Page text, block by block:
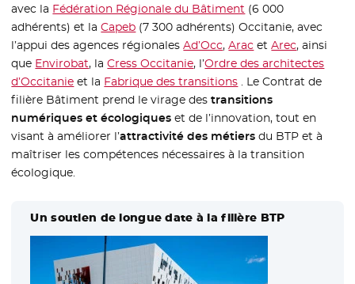
avec la Fédération Régionale du Bâtiment - Nouvelle fenêtre
(6 000
adhérents) et laCapeb - Nouvelle fenêtre
(7 300 adhérents) Occitanie, avec
l’appui des agences régionalesAd’Occ- Nouvelle fenêtre
,Arac - Nouvelle fenêtre
etArec-
, ainsi
que Envirobat- Nouvelle fenêtre
, laCress Occitanie- Nouvelle fenêtre
, l’Ordre des architectes
d’Occitanie - Nouvelle fenêtre
et la Fabrique des transitions - Nouvelle fenêtre
. Le Contrat de
filière Bâtiment prend le virage destransitions
numériques et écologiques et de l’innovation, tout en
visant à améliorer l’attractivité des métiers du BTP et à
maîtriser les compétences nécessaires à la transition
écologique.
Un soutien de longue date à la filière BTP